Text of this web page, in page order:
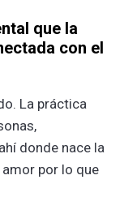
que la
con el
La práctica
donde nace la
por lo que